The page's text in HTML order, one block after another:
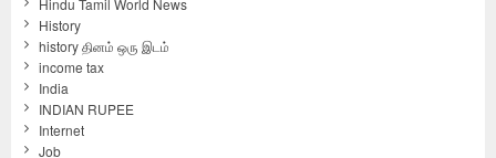
History
history தினம் ஒரு இடம்
income tax
India
INDIAN RUPEE
Internet
Job